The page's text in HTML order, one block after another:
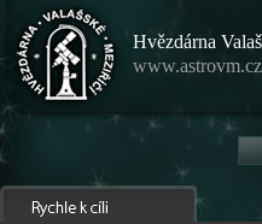
Hvězdárna
www.astrovm.cz